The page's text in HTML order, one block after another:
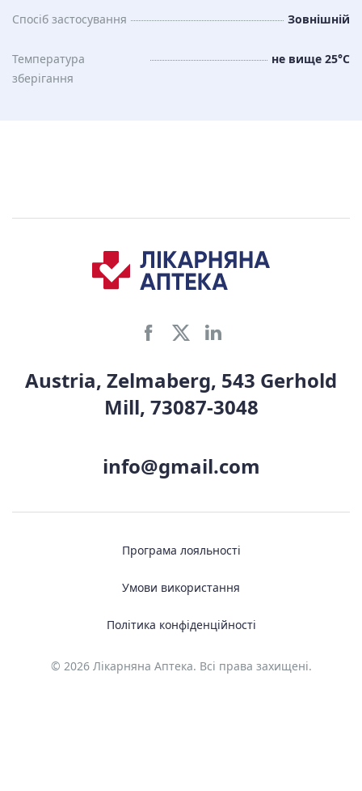
Спосіб застосування Зовнішній
Температура
зберiгання
не вище 25°C
Austria, Zelmaberg, 543 Gerhold
Mill, 73087-3048
info@gmail.com
© 2026 Лікарняна Аптека. Всі права захищені.
Програма лояльності
Умови використання
Політика конфіденційності